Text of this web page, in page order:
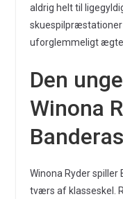
aldrig helt til
uforglemmeligt
Den
Winona
Banderas
Winona Ryder
tværs af klasseskel.